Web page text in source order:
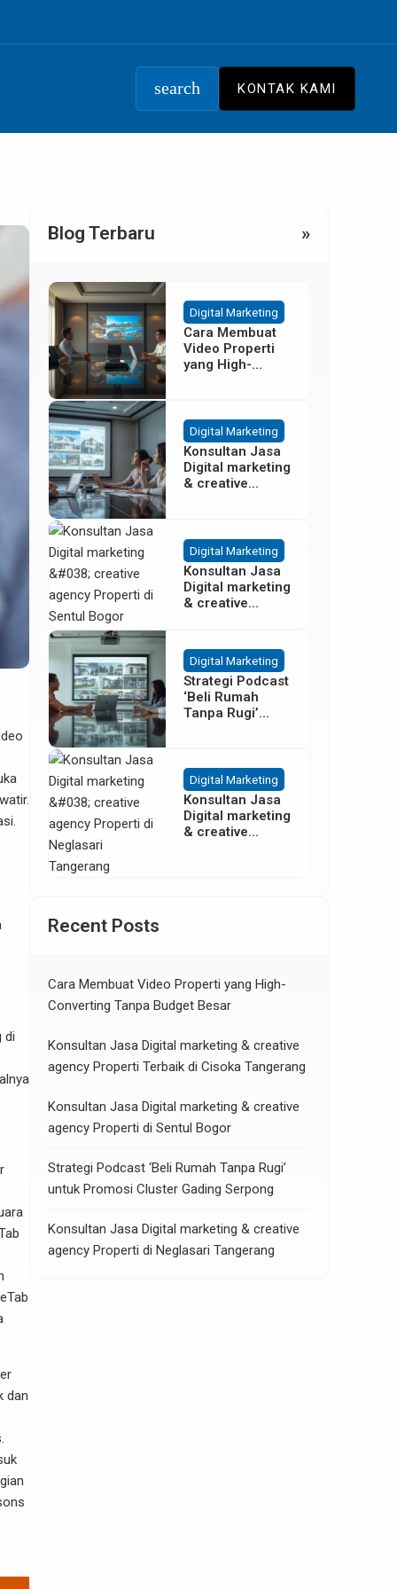
search KONTAK KAMI
di
dan
Blog Terbaru »
Digital Marketing
Cara Membuat
Video Properti
yang High-
Digital Marketing
Konsultan Jasa
Digital marketing
& creative
Tangerang
Digital Marketing
Konsultan Jasa
Digital marketing
& creative
Digital Marketing
Strategi Podcast
‘Beli Rumah
Tanpa Rugi’
Digital Marketing
Konsultan Jasa
Digital marketing
& creative
Recent Posts
Cara Membuat Video Properti yang High-
Converting Tanpa Budget Besar
Konsultan Jasa Digital marketing & creative
agency Properti Terbaik di Cisoka Tangerang
Konsultan Jasa Digital marketing & creative
agency Properti di Sentul Bogor
Strategi Podcast ‘Beli Rumah Tanpa Rugi’
untuk Promosi Cluster Gading Serpong
Konsultan Jasa Digital marketing & creative
agency Properti di Neglasari Tangerang